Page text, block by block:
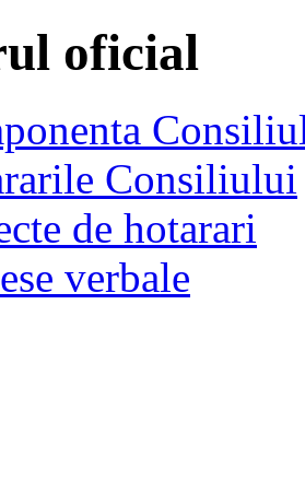
oficial
Consiliului
de hotarari
verbale